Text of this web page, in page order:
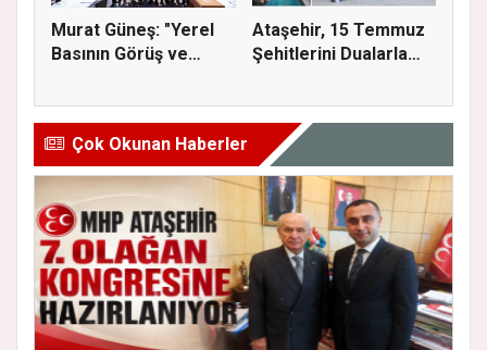
Murat Güneş: "Yerel
Basının Görüş ve
Ataşehir, 15 Temmuz
Şehitlerini Dualarla
Çok Okunan Haberler